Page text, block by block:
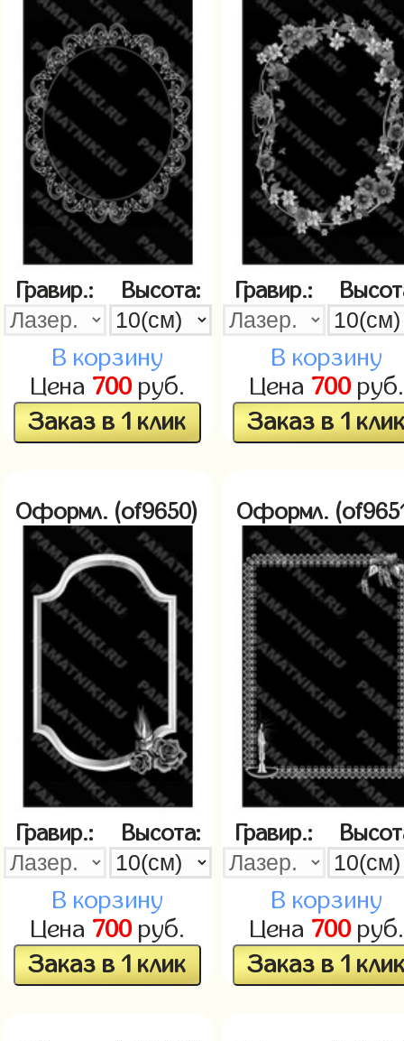
Гравир.: Высота:
В корзину
Цена 700руб.
Заказ в 1 клик
Гравир.:
В корзину
Цена 700руб.
Заказ в 1
Оформл. (of9650)
Гравир.: Высота:
В корзину
Цена 700руб.
Заказ в 1 клик
Оформл.
Гравир.:
В корзину
Цена 700руб.
Заказ в 1